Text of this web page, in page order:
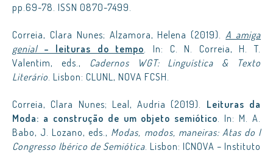
pp.69-78. ISSN 0870-7499.
Correia, Clara Nunes; Alzamora, Helena (2019).A amiga
genial– leituras do tempo. In: C. N. Correia, H. T.
Valentim, eds., Cadernos WGT: Linguística & Texto
Literário. Lisbon: CLUNL, NOVA FCSH.
Correia, Clara Nunes; Leal, Audria (2019). Leituras da
Moda: a construção de um objeto semiótico. In: M. A.
Babo, J. Lozano, eds., Modas, modos, maneiras: Atas do I
Congresso Ibérico de Semiótica. Lisbon: ICNOVA – Instituto